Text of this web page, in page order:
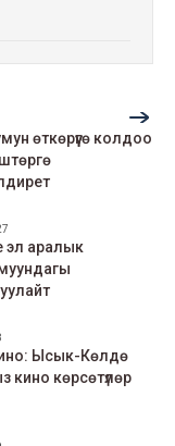
өткөрүүгө колдоо
эл аралык
Ысык-Көлдө
кино көрсөтүлөр